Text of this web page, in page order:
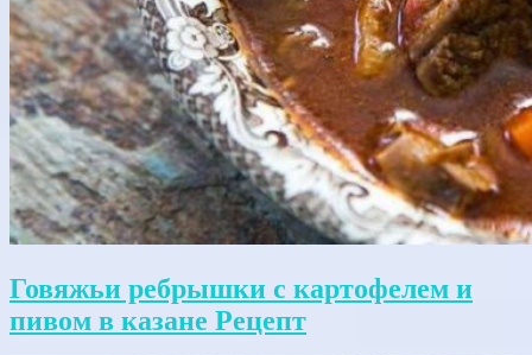
Говяжьи ребрышки с картофелем и
пивом в казане Рецепт